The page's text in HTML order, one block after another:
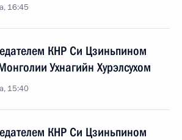
16:45
КНР Си Цзиньпином
Ухнагийн Хурэлсухом
15:40
КНР Си Цзиньпином